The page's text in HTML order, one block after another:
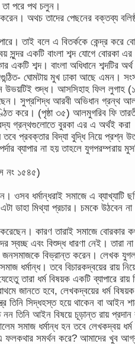
তা পরে পথ চলুন।
অথচ তাদের পেছনের বক্তব্য
তাই বলে এ বিতর্ককে কেন্দ্র করে
সুন্দর একটি বাংলা শব্দ যোগে বোরকা এর
শব্দ। বাংলা অধিধানে শব্দটির অর্থ
ঘোমটায় মুখ ঢাকা আছে এমন।
উভয়টিই শুদ্ধ। আসসিহাহ ফিল লুগাহ
সুপ্রশিদ্ধ আরবী অভিধান গ্রন্থ
করে। (পৃষ্ঠা ৩৫) আলমুগরিব ফি
গ্রন্থগুলোতে বুরকা এর এ অর্থই করা
প্রবক্তার বিদ্যা বুদ্ধি নিয়ে প্রশ্ন
ব্যাপার না হয় তাহলে যুগপরম্পরায়
নং ১৫৪৫)
ওসব ধর্মান্ধরাই সমাজে এ ব্যাখ্যাটি
ডাহা মিথ্যা প্রচার। চমকে উঠবেন
কারণ তারাই সমাজে বোরকার
এবং বিশুদ্ধ ধারণা নেই। তারা
জনসমাজকে বিভ্রান্ত করেন। লেখক
ধর্মান্ধ। তবে বিচারকদ্বয়ের রায়
তারা ধর্ম বিষয়ক একটি ব্যাপারে রায়
জানতে হবে, লেখকদ্বয়ের ধর্ম বিষয়ক
তিনি সিদ্ধহস্ত হয়ে থাকেন বা আইন
তিনি আইন বিষয়ে চূড়ান্ত রায় প্রদান
সমাজ ধর্মান্ধ হন তবে লেখকদ্বয় ধর্ম
এ ফলকথার সমর্থন করে? আমাদের খুব